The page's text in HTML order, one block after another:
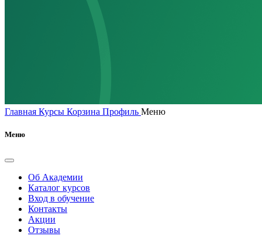
Главная Курсы Корзина Профиль Меню
Меню
Об Академии
Каталог курсов
Вход в обучение
Контакты
Акции
Отзывы